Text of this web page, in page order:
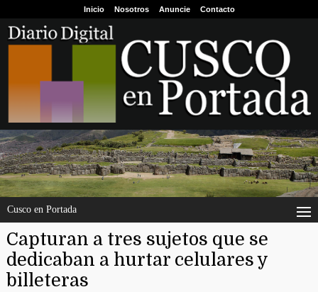
Inicio Nosotros Anuncie Contacto
Cusco en Portada
Capturan a tres sujetos que se
dedicaban a hurtar celulares y
billeteras